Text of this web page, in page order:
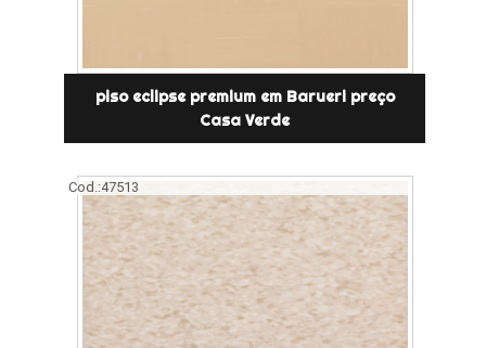
piso eclipse premium em Barueri preço
Casa Verde
Cod.:47513